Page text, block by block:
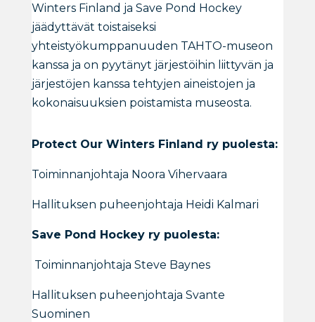
Winters Finland ja Save Pond Hockey
jäädyttävät toistaiseksi
yhteistyökumppanuuden TAHTO-museon
kanssa ja on pyytänyt järjestöihin liittyvän ja
järjestöjen kanssa tehtyjen aineistojen ja
kokonaisuuksien poistamista museosta.
Protect Our Winters Finland ry puolesta:
Toiminnanjohtaja Noora Vihervaara
Hallituksen puheenjohtaja Heidi Kalmari
Save Pond Hockey ry puolesta:
Toiminnanjohtaja Steve Baynes
Hallituksen puheenjohtaja Svante
Suominen